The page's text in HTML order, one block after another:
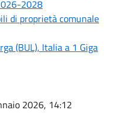
2028
di proprietà comunale
(BUL), Italia a 1 Giga
2026, 14:12